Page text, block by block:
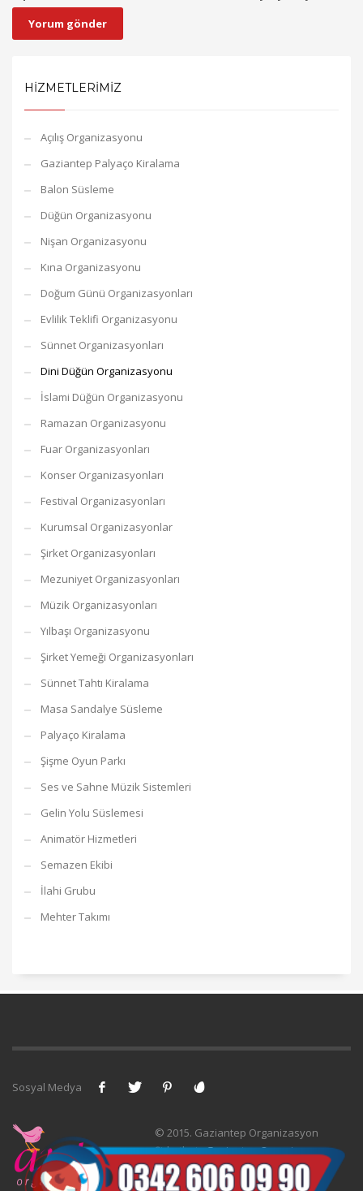
HIZMETLERIMIZ
Açılış Organizasyonu
Gaziantep Palyaço Kiralama
Balon Süsleme
Düğün Organizasyonu
Nişan Organizasyonu
Kına Organizasyonu
Doğum Günü Organizasyonları
Evlilik Teklifi Organizasyonu
Sünnet Organizasyonları
Dini Düğün Organizasyonu
İslami Düğün Organizasyonu
Ramazan Organizasyonu
Fuar Organizasyonları
Konser Organizasyonları
Festival Organizasyonları
Kurumsal Organizasyonlar
Şirket Organizasyonları
Mezuniyet Organizasyonları
Müzik Organizasyonları
Yılbaşı Organizasyonu
Şirket Yemeği Organizasyonları
Sünnet Tahtı Kiralama
Masa Sandalye Süsleme
Palyaço Kiralama
Şişme Oyun Parkı
Ses ve Sahne Müzik Sistemleri
Gelin Yolu Süslemesi
Animatör Hizmetleri
Semazen Ekibi
İlahi Grubu
Mehter Takımı
Sosyal Medya
© 2015. Gaziantep Organizasyon
Şirketleri -Gaziantep Organizasyon